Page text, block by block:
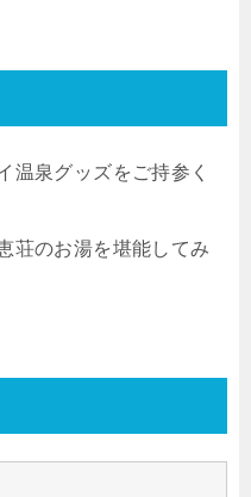
温泉グッズをご持参く
荘のお湯を堪能してみ